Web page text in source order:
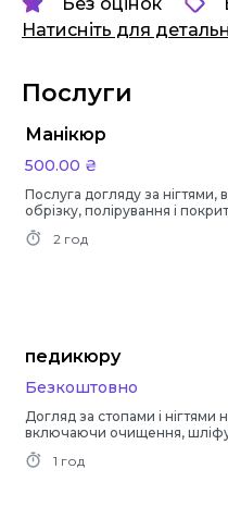
Натисніть для
Послуги
Манікюр
500.00 ₴
Послуга догляду за
обрізку, полірування і
2 год
педикюру
Безкоштовно
Догляд за стопами і нігтями
включаючи очищення,
фарбування.
1 год